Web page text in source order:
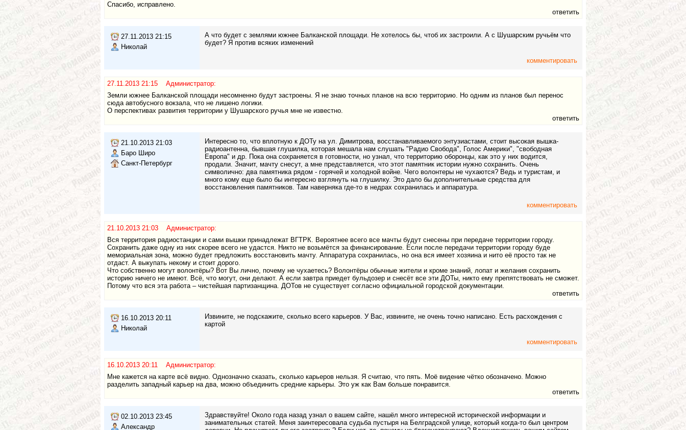
Спасибо, исправлено.
ответить
27.11.2013 21:15
Николай
А что будет с землями южнее Балканской площади. Не хотелось бы, чтоб их застроили. А с Шушарским ручьём что
будет? Я против всяких изменений
комментировать
27.11.2013 21:15 Администратор:
Земли южнее Балканской площади несомненно будут застроены. Я не знаю точных планов на всю территорию. Но одним из планов был перенос
сюда автобусного вокзала, что не лишено логики.
О перспективах развития территории у Шушарского ручья мне не известно.
ответить
21.10.2013 21:03
Баро Широ
Санкт-Петербург
Интересно то, что вплотную к ДОТу на ул. Димитрова, восстанавливаемого энтузиастами, стоит высокая вышка-
радиоантенна, бывшая глушилка, которая мешала нам слушать "Радио Свобода", Голос Америки", "свободная
Европа" и др. Пока она сохраняется в готовности, но узнал, что территорию оборонцы, как это у них водится,
продали. Значит, мачту снесут, а мне представляется, что этот памятник истории нужно сохранить. Очень
символично: два памятника рядом - горячей и холодной войне. Чего волонтеры не чухаются? Ведь и туристам, и
много кому еще было бы интересно взглянуть на глушилку. Это дало бы дополнительные средства для
восстановления памятников. Там наверняка где-то в недрах сохранилась и аппаратура.
комментировать
21.10.2013 21:03 Администратор:
Вся территория радиостанции и сами вышки принадлежат ВГТРК. Вероятнее всего все мачты будут снесены при передаче территории городу.
Сохранить даже одну из них скорее всего не удастся. Никто не возьмётся за финансирование. Если после передачи территории городу буде
мемориальная зона, можно будет предложить восстановить мачту. Аппаратура сохранилась, но она вся имеет хозяина и нито её просто так не
отдаст. А выкупать некому и стоит дорого.
Что собственно могут волонтёры? Вот Вы лично, почему не чухаетесь? Волонтёры обычные жители и кроме знаний, лопат и желания сохранить
историю ничего не имеют. Всё, что могут, они делают. А если завтра приедет бульдозер и снесёт все эти ДОТы, никто ему препятствовать не сможет.
Потому что вся эта работа – чистейшая партизанщина. ДОТов не существует согласно официальной городской документации.
ответить
16.10.2013 20:11
Николай
Извините, не подскажите, сколько всего карьеров. У Вас, извините, не очень точно написано. Есть расхождения с
картой
комментировать
16.10.2013 20:11 Администратор:
Мне кажется на карте всё видно. Однозначно сказать, сколько карьеров нельзя. Я считаю, что пять. Моё видение чётко обозначено. Можно
разделить западный карьер на два, можно объединить средние карьеры. Это уж как Вам больше понравится.
ответить
02.10.2013 23:45
Александр
Здравствуйте! Около года назад узнал о вашем сайте, нашёл много интересной исторической информации и
занимательных статей. Меня заинтересовала судьба пустыря на Белградской улице, который когда-то был центром